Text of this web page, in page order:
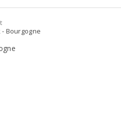
Bourgogne